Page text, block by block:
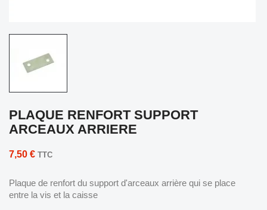
PLAQUE RENFORT SUPPORT
ARCEAUX ARRIERE
7,50 € TTC
Plaque de renfort du support d'arceaux arrière qui se place
entre la vis et la caisse